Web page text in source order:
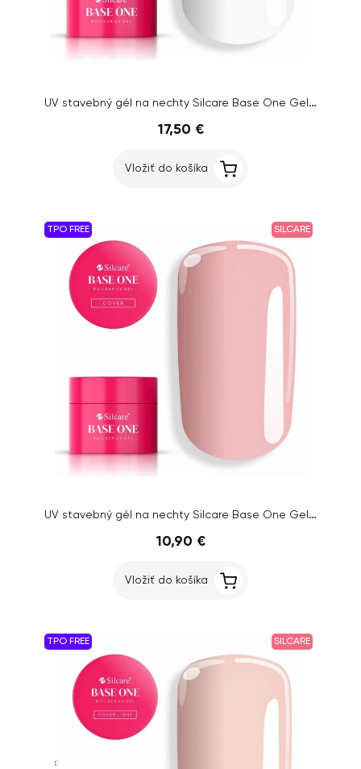
UV stavebný gél na nechty Silcare Base One Gel – Milkshake, 50g
17,50 €
Vložiť do košíka
TPO FREE SILCARE
UV stavebný gél na nechty Silcare Base One Gel – Cover, 15g
10,90 €
Vložiť do košíka
TPO FREE SILCARE